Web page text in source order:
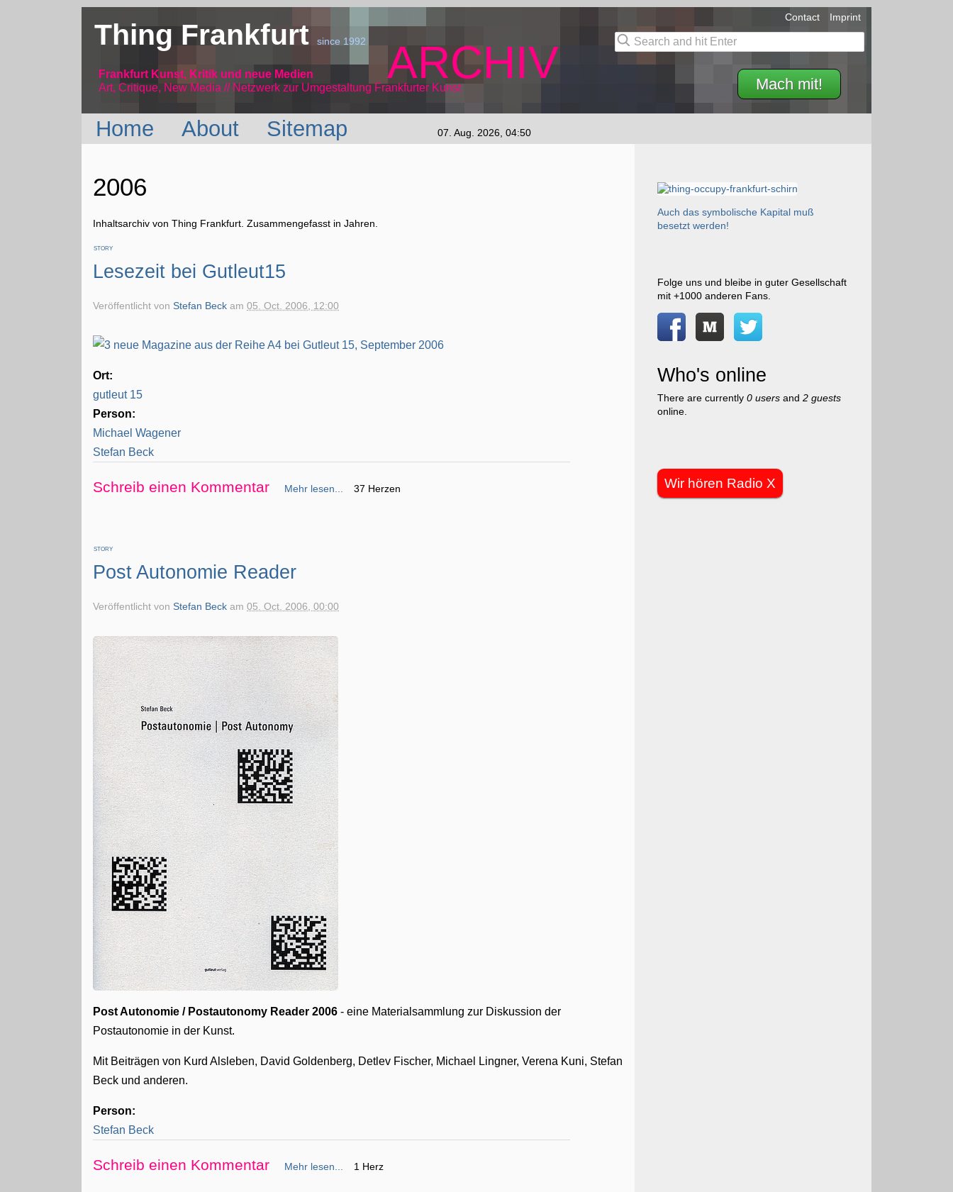
Thing Frankfurtsince 1992
Frankfurt Kunst, Kritik und neue Medien
Art, Critique, New Media // Netzwerk
ARCHIV
zur Umgestaltung Frankfurter Kunst Mach mit!
Contact Imprint
Home About Sitemap 07. Aug. 2026, 04:50
2006
Inhaltsarchiv von Thing Frankfurt. Zusammengefasst in Jahren.
STORY
Lesezeit bei Gutleut15
Veröffentlicht vonStefan Beck am05. Oct. 2006, 12:00
Ort:
gutleut 15
Person:
Michael Wagener
Stefan Beck
Schreib einen Kommentar Mehr lesen... 37 Herzen
STORY
Post Autonomie Reader
Veröffentlicht vonStefan Beck am05. Oct. 2006, 00:00
Post Autonomie / Postautonomy Reader 2006 - eine Materialsammlung zur Diskussion der
Postautonomie in der Kunst.
Mit Beiträgen von Kurd Alsleben, David Goldenberg, Detlev Fischer, Michael Lingner, Verena Kuni, Stefan
Beck und anderen.
Person:
Stefan Beck
Schreib einen Kommentar Mehr lesen... 1 Herz
Auch das symbolische Kapital muß
besetzt werden!
Folge uns und bleibe in guter Gesellschaft
mit +1000 anderen Fans.
Who's online
There are currently 0 usersand 2 guests
online.
Wir hören Radio X